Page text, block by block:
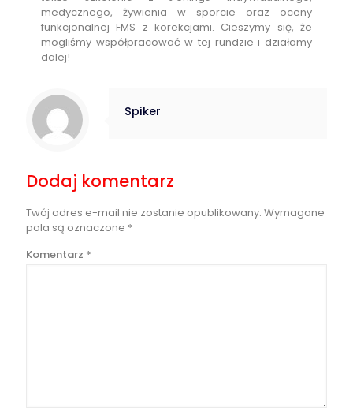
medycznego, żywienia w sporcie oraz oceny
funkcjonalnej FMS z korekcjami. Cieszymy się, że
mogliśmy współpracować w tej rundzie i działamy
dalej!
Spiker
Dodaj komentarz
Twój adres e-mail nie zostanie opublikowany. Wymagane
pola są oznaczone *
Komentarz *